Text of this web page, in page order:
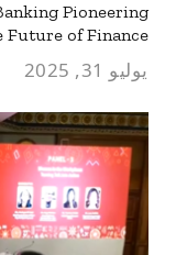
Pioneering
Future of Finance
يوليو 31, 2025